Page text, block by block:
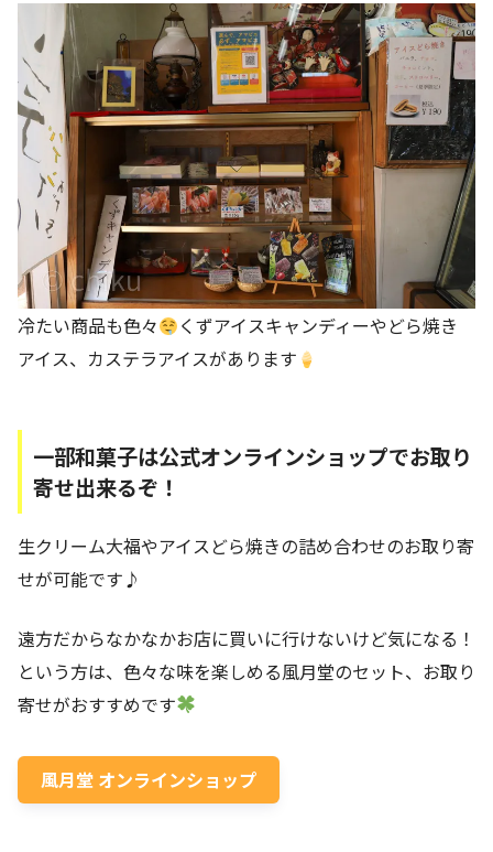
冷たい商品も色々
くずアイスキャンディーやどら焼き
アイス、カステラアイスがあります
一部和菓子は公式オンラインショップでお取り
寄せ出来るぞ！
生クリーム大福やアイスどら焼きの詰め合わせのお取り寄
せが可能です♪
遠方だからなかなかお店に買いに行けないけど気になる！
という方は、色々な味を楽しめる風月堂のセット、お取り
寄せがおすすめです
風月堂 オンラインショップ